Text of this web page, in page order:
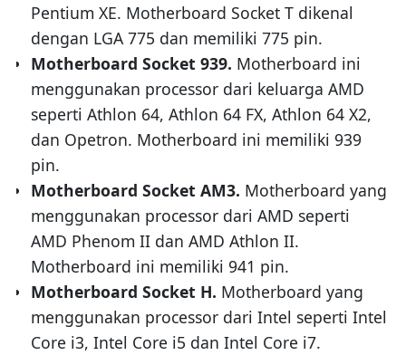
Pentium XE. Motherboard Socket T dikenal
dengan LGA 775 dan memiliki 775 pin.
Motherboard Socket 939. Motherboard ini
menggunakan processor dari keluarga AMD
seperti Athlon 64, Athlon 64 FX, Athlon 64 X2,
dan Opetron. Motherboard ini memiliki 939
pin.
Motherboard Socket AM3. Motherboard yang
menggunakan processor dari AMD seperti
AMD Phenom II dan AMD Athlon II.
Motherboard ini memiliki 941 pin.
Motherboard Socket H. Motherboard yang
menggunakan processor dari Intel seperti Intel
Core i3, Intel Core i5 dan Intel Core i7.